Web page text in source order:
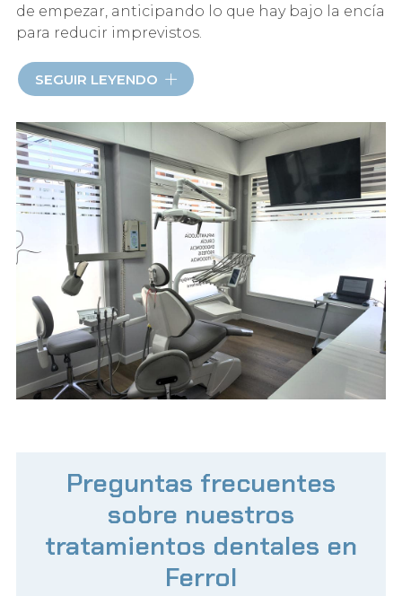
de empezar, anticipando lo que hay bajo la encía
para reducir imprevistos.
Radiografía panorámica de toda la boca
Radiografía digital de resultado inmediato
Radiografía 3D (TAC) para planificar cirugías e
implantes
SEGUIR LEYENDO
Preguntas frecuentes
sobre nuestros
tratamientos dentales en
Ferrol